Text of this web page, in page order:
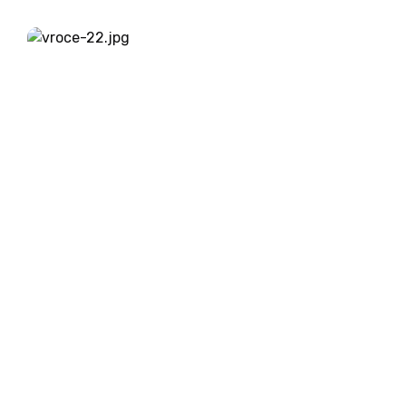
se zdi, da...